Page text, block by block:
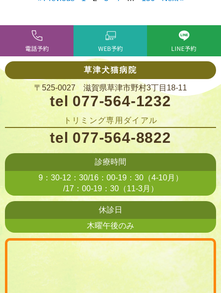
電話予約 WEB予約 LINE予約
草津犬猫病院
〒525-0027 滋賀県草津市野村3丁目18-11
tel 077-564-1232
トリミング専用ダイアル
tel 077-564-8822
診療時間
9：30-12：30/16：00-19：30（4-10月）
/17：00-19：30（11-3月）
休診日
木曜午後のみ